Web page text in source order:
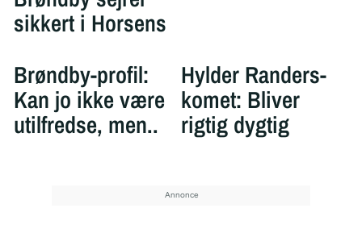
sikkert i Horsens
Brøndby-profil:
Kan jo ikke være
utilfredse, men..
Hylder Randers-
komet: Bliver
rigtig dygtig